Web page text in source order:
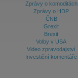
Zprávy o komoditách
Zprávy o HDP
ČNB
Grexit
Brexit
Volby v USA
Video zpravodajství
Investiční komentáře